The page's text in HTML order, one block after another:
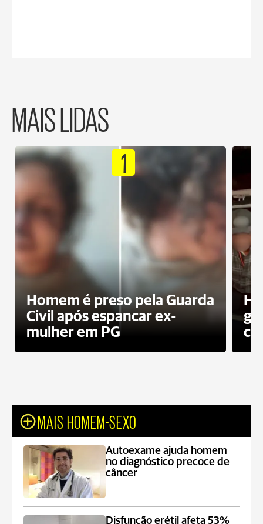
MAIS LIDAS
1
Homem é preso pela Guarda
Civil após espancar ex-
mulher em PG
MAIS HOMEM-SEXO
Autoexame ajuda homem
no diagnóstico precoce de
câncer
Disfunção erétil afeta 53%